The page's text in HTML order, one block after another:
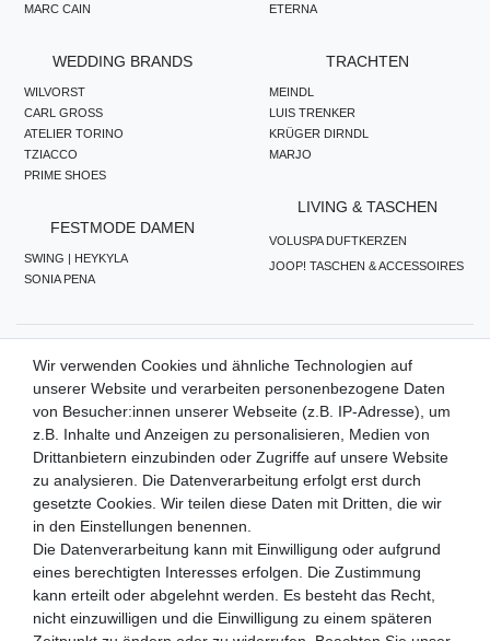
MARC CAIN
ETERNA
WEDDING BRANDS
WILVORST
CARL GROSS
ATELIER TORINO
TZIACCO
PRIME SHOES
FESTMODE DAMEN
SWING | HEYKYLA
SONIA PENA
TRACHTEN
MEINDL
LUIS TRENKER
KRÜGER DIRNDL
MARJO
LIVING & TASCHEN
VOLUSPA DUFTKERZEN
JOOP! TASCHEN & ACCESSOIRES
ZAHLUNGSMETHODEN
WIR VERSENDEN MIT
QUALITÄTSVERSPRECHEN
Wir verwenden Cookies und ähnliche Technologien auf
unserer Website und verarbeiten personenbezogene Daten
von Besucher:innen unserer Webseite (z.B. IP-Adresse), um
z.B. Inhalte und Anzeigen zu personalisieren, Medien von
Drittanbietern einzubinden oder Zugriffe auf unsere Website
zu analysieren. Die Datenverarbeitung erfolgt erst durch
gesetzte Cookies. Wir teilen diese Daten mit Dritten, die wir
in den Einstellungen benennen.
Die Datenverarbeitung kann mit Einwilligung oder aufgrund
eines berechtigten Interesses erfolgen. Die Zustimmung
kann erteilt oder abgelehnt werden. Es besteht das Recht,
nicht einzuwilligen und die Einwilligung zu einem späteren